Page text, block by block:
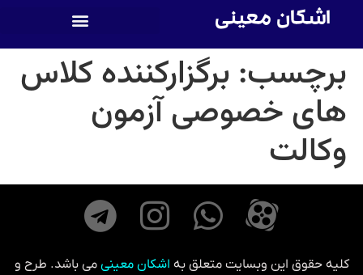
اشکان معینی
برچسب: برگزارکننده کلاس
های خصوصی آزمون
وکالت
کلیه حقوق این وبسایت متعلق به اشکان معینی می باشد. طرح و